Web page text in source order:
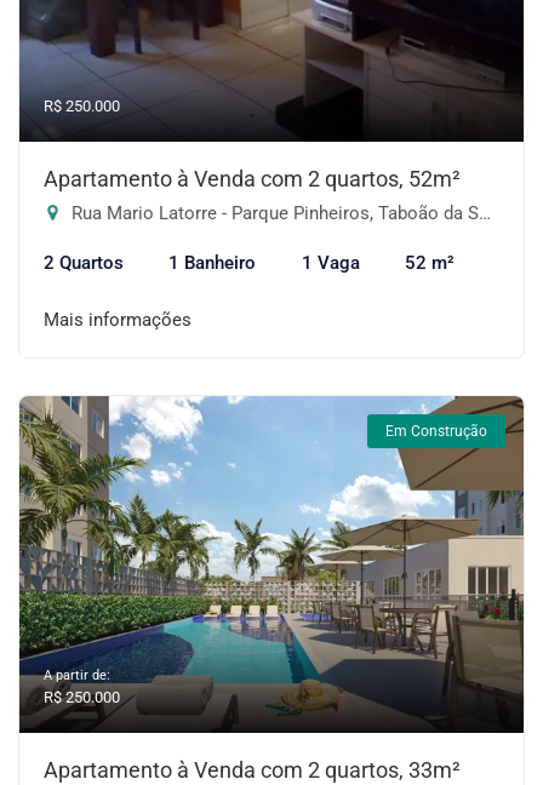
R$ 250.000
Apartamento à Venda com 2 quartos, 52m²
Rua Mario Latorre - Parque Pinheiros, Taboão da Serra-SP
2 Quartos 1 Banheiro 1 Vaga 52 m²
Mais informações
Em Construção
A partir de:
R$ 250.000
Apartamento à Venda com 2 quartos, 33m²